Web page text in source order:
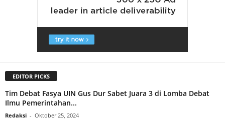
EDITOR PICKS
Tim Debat Fasya UIN Gus Dur Sabet Juara 3 di Lomba Debat
Ilmu Pemerintahan...
Redaksi - Oktober 25, 2024